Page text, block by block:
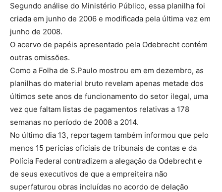
Segundo análise do Ministério Público, essa planilha foi
criada em junho de 2006 e modificada pela última vez em
junho de 2008.
O acervo de papéis apresentado pela Odebrecht contém
outras omissões.
Como a Folha de S.Paulo mostrou em em dezembro, as
planilhas do material bruto revelam apenas metade dos
últimos sete anos de funcionamento do setor ilegal, uma
vez que faltam listas de pagamentos relativas a 178
semanas no período de 2008 a 2014.
No último dia 13, reportagem também informou que pelo
menos 15 perícias oficiais de tribunais de contas e da
Polícia Federal contradizem a alegação da Odebrecht e
de seus executivos de que a empreiteira não
superfaturou obras incluídas no acordo de delação